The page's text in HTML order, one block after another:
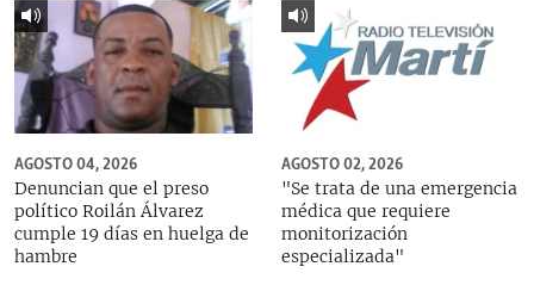
AGOSTO 04, 2026
Denuncian que el preso
político Roilán Álvarez
cumple 19 días en huelga de
hambre
AGOSTO 02, 2026
"Se trata de una emergencia
médica que requiere
monitorización
especializada"